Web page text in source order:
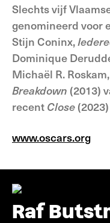
Slechts vijf
genomineerd voor
Stijn Coninx,
Dominique
Michaël R. Roskam,
Breakdown (2013)
recent Close
www.oscars.org
Raf